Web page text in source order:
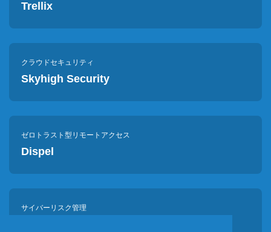
Trellix
クラウドセキュリティ
Skyhigh Security
ゼロトラスト型リモートアクセス
Dispel
サイバーリスク管理